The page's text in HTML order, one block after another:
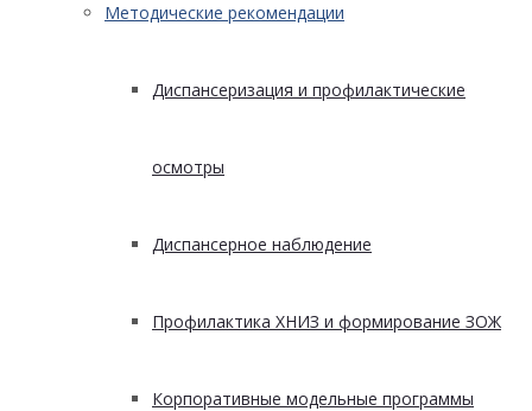
Методические рекомендации
Диспансеризация и профилактические
осмотры
Диспансерное наблюдение
Профилактика ХНИЗ и формирование ЗОЖ
Корпоративные модельные программы